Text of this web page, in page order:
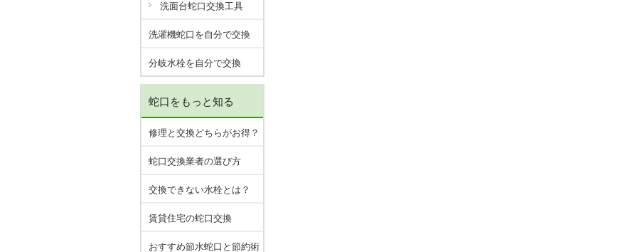
洗面台蛇口交換工具
洗濯機蛇口を自分で交換
分岐水栓を自分で交換
蛇口をもっと知る
修理と交換どちらがお得？
蛇口交換業者の選び方
交換できない水栓とは？
賃貸住宅の蛇口交換
おすすめ節水蛇口と節約術